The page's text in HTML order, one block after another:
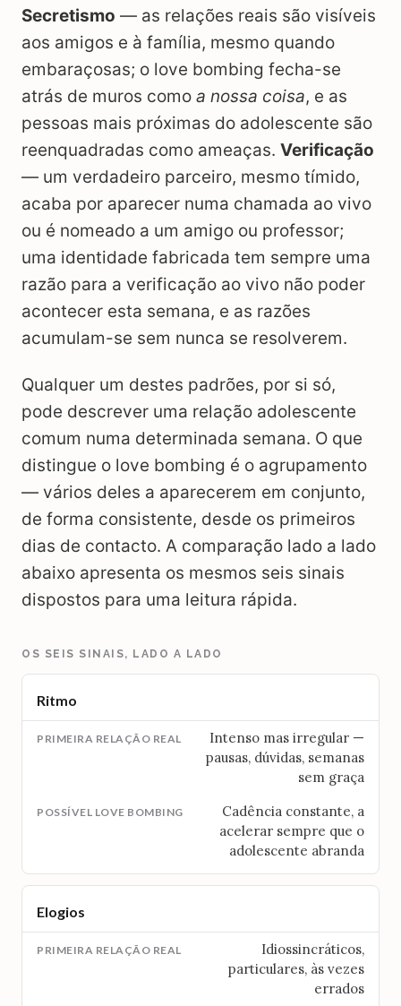
Secretismo — as relações reais são visíveis
aos amigos e à família, mesmo quando
embaraçosas; o love bombing fecha-se
atrás de muros como a nossa coisa, e as
pessoas mais próximas do adolescente são
reenquadradas como ameaças. Verificação
— um verdadeiro parceiro, mesmo tímido,
acaba por aparecer numa chamada ao vivo
ou é nomeado a um amigo ou professor;
uma identidade fabricada tem sempre uma
razão para a verificação ao vivo não poder
acontecer esta semana, e as razões
acumulam-se sem nunca se resolverem.
Qualquer um destes padrões, por si só,
pode descrever uma relação adolescente
comum numa determinada semana. O que
distingue o love bombing é o agrupamento
— vários deles a aparecerem em conjunto,
de forma consistente, desde os primeiros
dias de contacto. A comparação lado a lado
abaixo apresenta os mesmos seis sinais
dispostos para uma leitura rápida.
OS SEIS SINAIS, LADO A LADO
Ritmo
Intenso mas irregular —
pausas, dúvidas, semanas
sem graça
Cadência constante, a
acelerar sempre que o
adolescente abranda
Elogios
Idiossincráticos,
particulares, às vezes
errados